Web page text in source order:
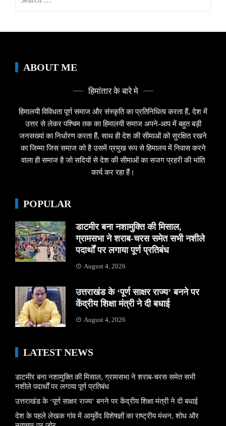
ABOUT ME
हिमांतार के बारे मे
हिमालयी विविधता पूर्ण समाज और संस्कृति का प्रतिनिधित्व करता हैं, देश में
उत्तर से लेकर पश्चिम तक का हिमालयी समाज अपने-आप में बहुत बड़ी
जनसख्यां का निर्धारण करता हैं, साथ ही देश की सीमाओं को सुरक्षित रखने
का जिम्मा जिस समाज को है उसमें प्रमुख रूप से हिमालय में निवास करने
वाला ही समाज है जो सदियों से देश की सीमाओं का सजग प्रहरी की भांति
कार्य कर रहा हैं।
POPULAR
डाटमीर बना नशामुक्ति की मिसाल,
ग्रामसभा ने शराब-चरस समेत सभी नशीले
पदार्थों पर लगाया पूर्ण प्रतिबंध
August 4, 2026
उत्तराखंड के ‘पूर्ण साक्षर राज्य’ बनने पर
केंद्रीय शिक्षा मंत्री ने दी बधाई
August 4, 2026
LATEST NEWS
डाटमीर बना नशामुक्ति की मिसाल, ग्रामसभा ने शराब-चरस समेत सभी
नशीले पदार्थों पर लगाया पूर्ण प्रतिबंध
उत्तराखंड के ‘पूर्ण साक्षर राज्य’ बनने पर केंद्रीय शिक्षा मंत्री ने दी बधाई
देश के पहले लेखक गांव में आयुर्वेद विशेषज्ञों का राष्ट्रीय मंथन, शोध और